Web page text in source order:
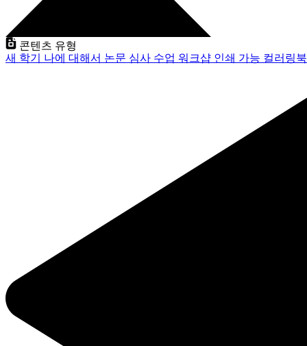
콘텐츠 유형
새 학기 나에 대해서 논문 심사 수업 워크샵 인쇄 가능 컬러링북